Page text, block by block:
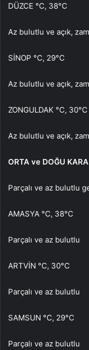
DÜZCE °C, 38°C
Az bulutlu ve açık,
SİNOP °C, 29°C
Az bulutlu ve açık,
ZONGULDAK °C, 30°C
Az bulutlu ve açık,
ORTA ve DOĞU
Parçalı ve az bulutlu
AMASYA °C, 38°C
Parçalı ve az bulutlu
ARTVİN °C, 30°C
Parçalı ve az bulutlu
SAMSUN °C, 29°C
Parçalı ve az bulutlu